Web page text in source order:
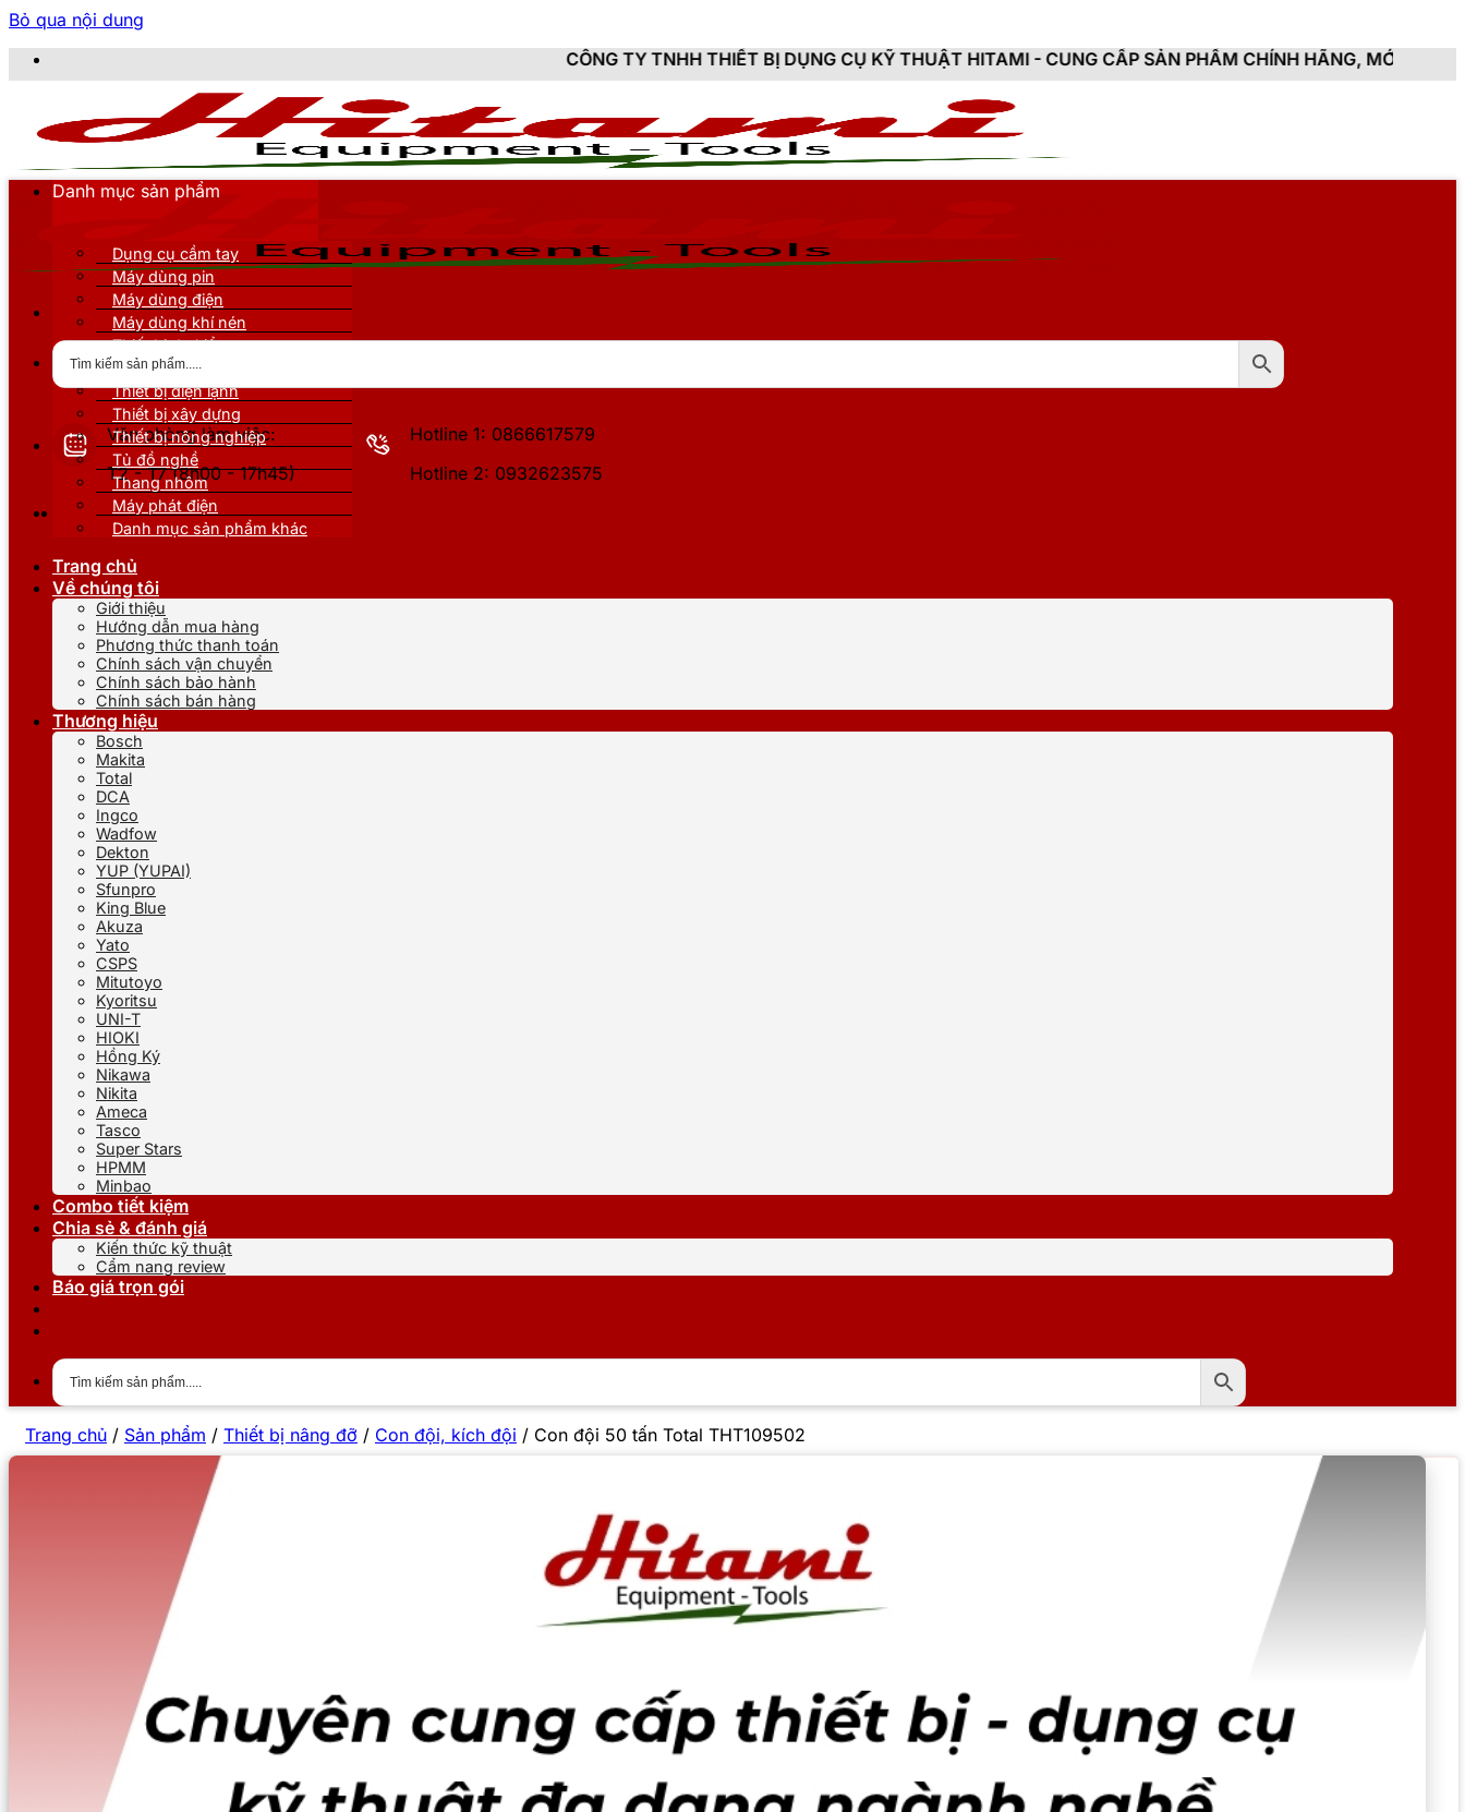
Bỏ qua nội dung
CÔNG TY TNHH THIẾT BỊ DỤNG CỤ KỸ THUẬT HITAMI - CUNG CẤP SẢN PHẨM CHÍNH HÃNG, MỚI 100%, ĐẦY ĐỦ CHỨNG
Văn phòng làm việc:
T2 - T7 (8h00 - 17h45)
Hotline 1: 0866617579
Hotline 2: 0932623575
Danh mục sản phẩm
Dụng cụ cầm tay
Máy dùng pin
Máy dùng điện
Máy dùng khí nén
Thiết bị đo kiểm
Thiết bị nâng đỡ
Thiết bị điện lạnh
Thiết bị xây dựng
Thiết bị nông nghiệp
Tủ đồ nghề
Thang nhôm
Máy phát điện
Danh mục sản phẩm khác
Trang chủ
Về chúng tôi
Giới thiệu
Hướng dẫn mua hàng
Phương thức thanh toán
Chính sách vận chuyển
Chính sách bảo hành
Chính sách bán hàng
Thương hiệu
Bosch
Makita
Total
DCA
Ingco
Wadfow
Dekton
YUP (YUPAI)
Sfunpro
King Blue
Akuza
Yato
CSPS
Mitutoyo
Kyoritsu
UNI-T
HIOKI
Hồng Ký
Nikawa
Nikita
Ameca
Tasco
Super Stars
HPMM
Minbao
Combo tiết kiệm
Chia sẻ & đánh giá
Kiến thức kỹ thuật
Cẩm nang review
Báo giá trọn gói
Trang chủ / Sản phẩm / Thiết bị nâng đỡ / Con đội, kích đội / Con đội 50 tấn Total THT109502